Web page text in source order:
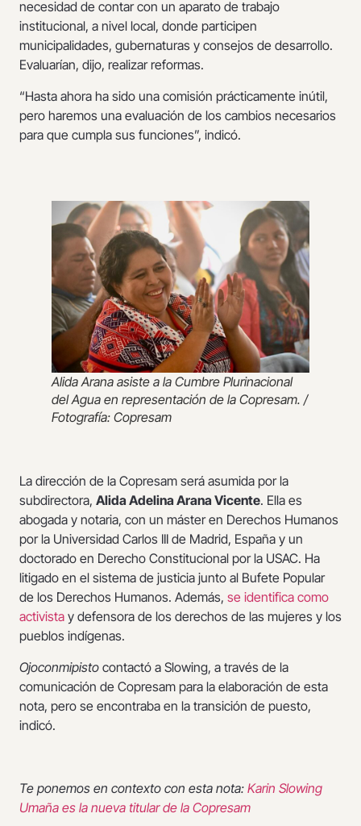
necesidad de contar con un aparato de trabajo
institucional, a nivel local, donde participen
municipalidades, gubernaturas y consejos de desarrollo.
Evaluarían, dijo, realizar reformas.
“Hasta ahora ha sido una comisión prácticamente inútil,
pero haremos una evaluación de los cambios necesarios
para que cumpla sus funciones”, indicó.
Alida Arana asiste a la Cumbre Plurinacional
del Agua en representación de la Copresam. /
Fotografía: Copresam
La dirección de la Copresam será asumida por la
subdirectora, Alida Adelina Arana Vicente. Ella es
abogada y notaria, con un máster en Derechos Humanos
por la Universidad Carlos III de Madrid, España y un
doctorado en Derecho Constitucional por la USAC. Ha
litigado en el sistema de justicia junto al Bufete Popular
de los Derechos Humanos. Además, se identifica como
activista y defensora de los derechos de las mujeres y los
pueblos indígenas.
Ojoconmipisto contactó a Slowing, a través de la
comunicación de Copresam para la elaboración de esta
nota, pero se encontraba en la transición de puesto,
indicó.
Te ponemos en contexto con esta nota: Karin Slowing
Umaña es la nueva titular de la Copresam